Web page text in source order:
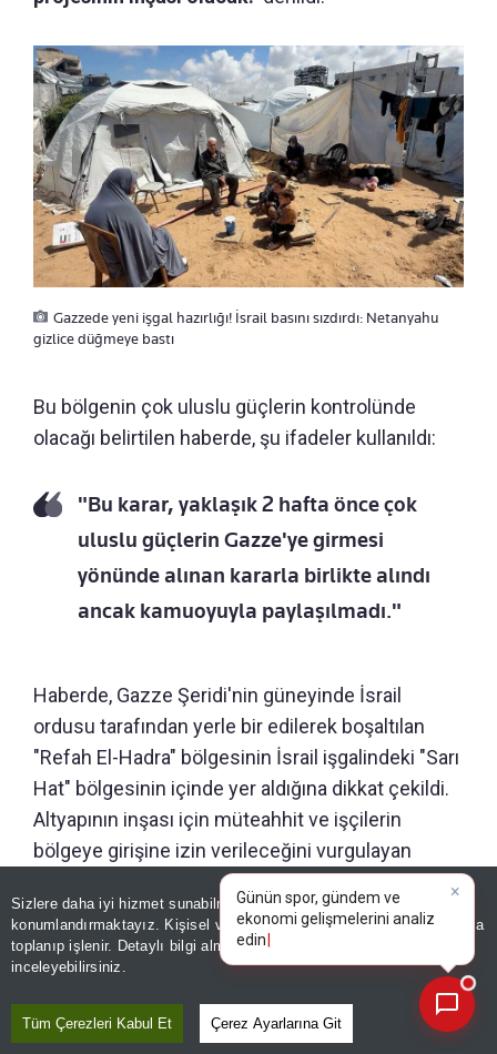
Sizlere daha iyi hizmet sunabilmek adına sitemizdeçerez
konumlandırmaktayız. Kişisel verileriniz, KVKK ve GDPR kapsamında
toplanıp işlenir. Detaylı bilgi almak için
inceleyebilirsiniz.
Tüm Çerezleri Kabul Et Çerez Ayarlarına Git
Gazzede yeni işgal hazırlığı! İsrail basını sızdırdı: Netanyahu
gizlice düğmeye bastı
Bu bölgenin çok uluslu güçlerin kontrolünde
olacağı belirtilen haberde, şu ifadeler kullanıldı:
"Bu karar, yaklaşık 2 hafta önce çok
uluslu güçlerin Gazze'ye girmesi
yönünde alınan kararla birlikte alındı
ancak kamuoyuyla paylaşılmadı."
Haberde, Gazze Şeridi'nin güneyinde İsrail
ordusu tarafından yerle bir edilerek boşaltılan
"Refah El-Hadra" bölgesinin İsrail işgalindeki "Sarı
Hat" bölgesinin içinde yer aldığına dikkat çekildi.
Altyapının inşası için müteahhit ve işçilerin
bölgeye girişine izin verileceğini vurgulayan
haberde, kazı çalışmalarının yanı sıra elektrik, su
ve kanalizasyon şebekeleri için çalışmaların
başlayacağı aktarıldı.
GÜNÜN ÖZETİ
Bugünkü ya